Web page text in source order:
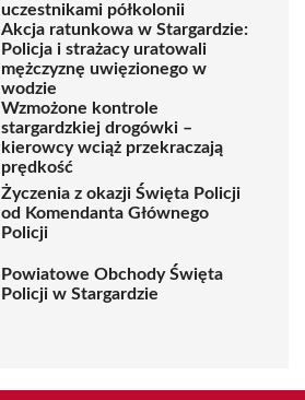
uczestnikami półkolonii
Akcja ratunkowa w Stargardzie:
Policja i strażacy uratowali
mężczyznę uwięzionego w
wodzie
Wzmożone kontrole
stargardzkiej drogówki –
kierowcy wciąż przekraczają
prędkość
Życzenia z okazji Święta Policji
od Komendanta Głównego
Policji
Powiatowe Obchody Święta
Policji w Stargardzie